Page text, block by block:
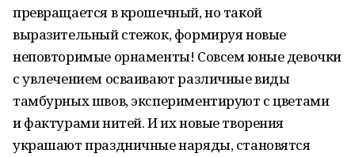
превращается в крошечный, но такой
выразительный стежок, формируя новые
неповторимые орнаменты! Совсем юные девочки
с увлечением осваивают различные виды
тамбурных швов, экспериментируют с цветами
и фактурами нитей. И их новые творения
украшают праздничные наряды, становятся